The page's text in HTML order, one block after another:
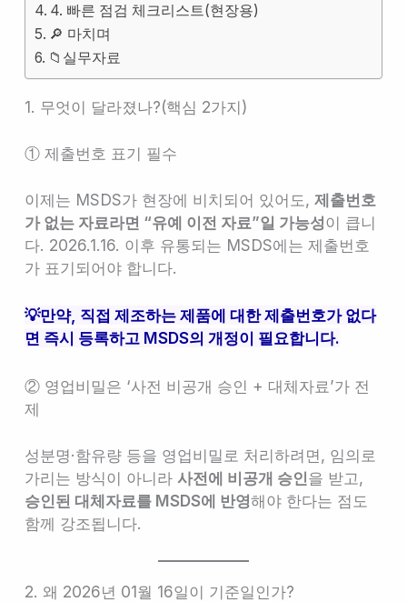
4. 빠른 점검 체크리스트(현장용)
🔎 마치며
📁실무자료
1. 무엇이 달라졌나?(핵심 2가지)
① 제출번호 표기 필수
이제는 MSDS가 현장에 비치되어 있어도, 제출번호
가 없는 자료라면 “유예 이전 자료”일 가능성이 큽니
다. 2026.1.16. 이후 유통되는 MSDS에는 제출번호
가 표기되어야 합니다.
💡만약, 직접 제조하는 제품에 대한 제출번호가 없다
면 즉시 등록하고 MSDS의 개정이 필요합니다.
② 영업비밀은 ‘사전 비공개 승인 + 대체자료’가 전
제
성분명·함유량 등을 영업비밀로 처리하려면, 임의로
가리는 방식이 아니라 사전에 비공개 승인을 받고,
승인된 대체자료를 MSDS에 반영해야 한다는 점도
함께 강조됩니다.
2. 왜 2026년 01월 16일이 기준일인가?